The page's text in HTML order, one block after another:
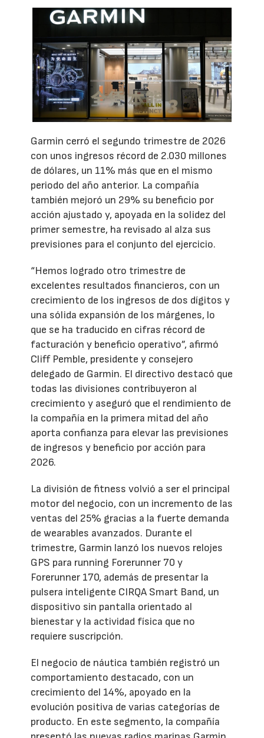
Garmin cerró el segundo trimestre de 2026
con unos ingresos récord de 2.030 millones
de dólares, un 11% más que en el mismo
periodo del año anterior. La compañía
también mejoró un 29% su beneficio por
acción ajustado y, apoyada en la solidez del
primer semestre, ha revisado al alza sus
previsiones para el conjunto del ejercicio.
“Hemos logrado otro trimestre de
excelentes resultados financieros, con un
crecimiento de los ingresos de dos dígitos y
una sólida expansión de los márgenes, lo
que se ha traducido en cifras récord de
facturación y beneficio operativo”, afirmó
Cliff Pemble, presidente y consejero
delegado de Garmin. El directivo destacó que
todas las divisiones contribuyeron al
crecimiento y aseguró que el rendimiento de
la compañía en la primera mitad del año
aporta confianza para elevar las previsiones
de ingresos y beneficio por acción para
2026.
La división de fitness volvió a ser el principal
motor del negocio, con un incremento de las
ventas del 25% gracias a la fuerte demanda
de wearables avanzados. Durante el
trimestre, Garmin lanzó los nuevos relojes
GPS para running Forerunner 70 y
Forerunner 170, además de presentar la
pulsera inteligente CIRQA Smart Band, un
dispositivo sin pantalla orientado al
bienestar y la actividad física que no
requiere suscripción.
El negocio de náutica también registró un
comportamiento destacado, con un
crecimiento del 14%, apoyado en la
evolución positiva de varias categorías de
producto. En este segmento, la compañía